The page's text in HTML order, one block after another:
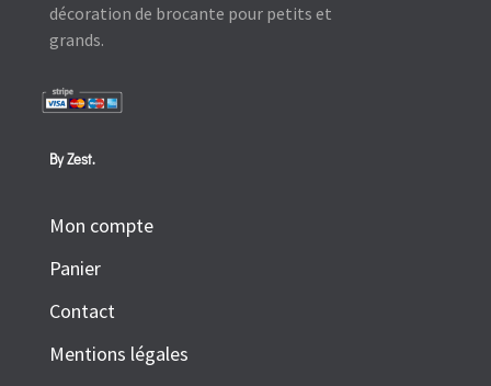
décoration de brocante pour petits et
grands.
By Zest.
Mon compte
Panier
Contact
Mentions légales